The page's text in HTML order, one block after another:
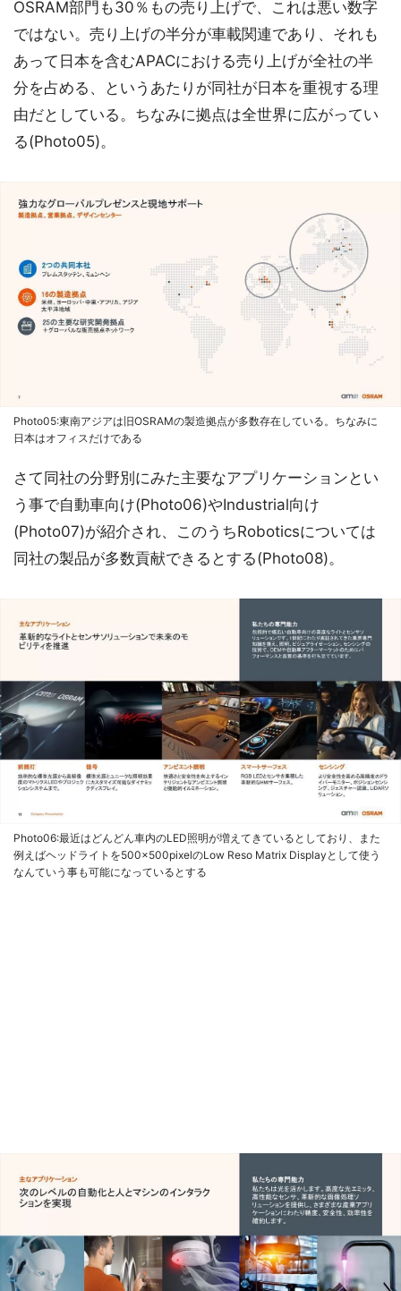
OSRAM部門も30％もの売り上げで、これは悪い数字
ではない。売り上げの半分が車載関連であり、それも
あって日本を含むAPACにおける売り上げが全社の半
分を占める、というあたりが同社が日本を重視する理
由だとしている。ちなみに拠点は全世界に広がってい
る(Photo05)。
Photo05:東南アジアは旧OSRAMの製造拠点が多数存在している。ちなみに
日本はオフィスだけである
さて同社の分野別にみた主要なアプリケーションとい
う事で自動車向け(Photo06)やIndustrial向け
(Photo07)が紹介され、このうちRoboticsについては
同社の製品が多数貢献できるとする(Photo08)。
Photo06:最近はどんどん車内のLED照明が増えてきているとしており、また
例えばヘッドライトを500×500pixelのLow Reso Matrix Displayとして使う
なんていう事も可能になっているとする